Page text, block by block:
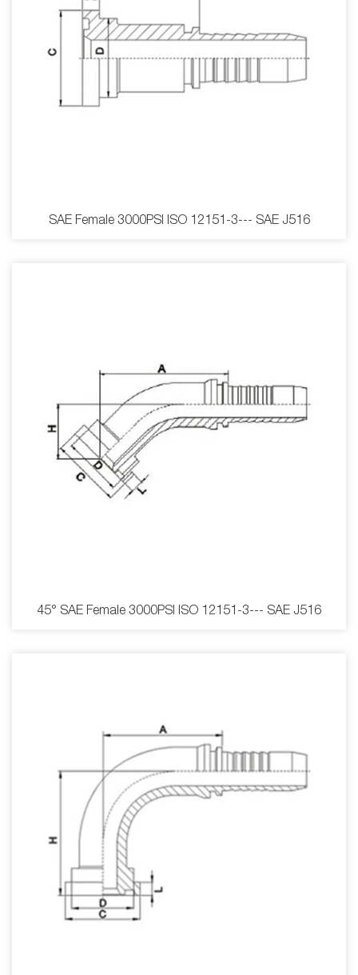
SAE Female 3000PSI ISO 12151-3--- SAE J516
45° SAE Female 3000PSI ISO 12151-3--- SAE J516